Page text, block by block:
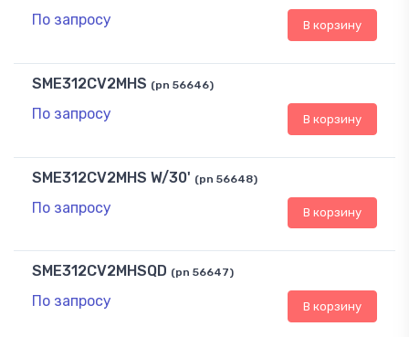
По запросу В корзину
SME312CV2MHS (pn 56646)
По запросу В корзину
SME312CV2MHS W/30' (pn 56648)
По запросу В корзину
SME312CV2MHSQD (pn 56647)
По запросу В корзину